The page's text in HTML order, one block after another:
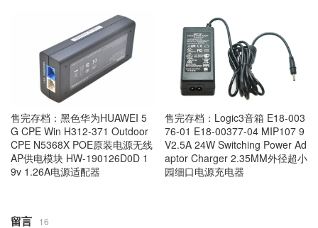
售完存档：黑色华为HUAWEI 5
G CPE Win H312-371 Outdoor
CPE N5368X POE原装电源无线
AP供电模块 HW-190126D0D 1
9v 1.26A电源适配器
售完存档：Logic3音箱 E18-003
76-01 E18-00377-04 MIP107 9
V2.5A 24W Switching Power Ad
aptor Charger 2.35MM外径超小
园细口电源充电器
留言 16